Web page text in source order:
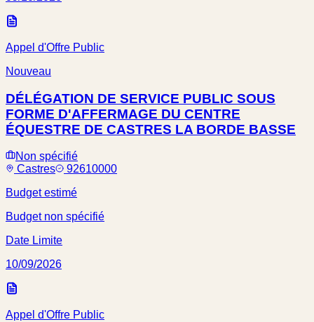
Appel d'Offre Public
Nouveau
DÉLÉGATION DE SERVICE PUBLIC SOUS
FORME D'AFFERMAGE DU CENTRE
ÉQUESTRE DE CASTRES LA BORDE BASSE
Non spécifié
Castres
92610000
Budget estimé
Budget non spécifié
Date Limite
10/09/2026
Appel d'Offre Public